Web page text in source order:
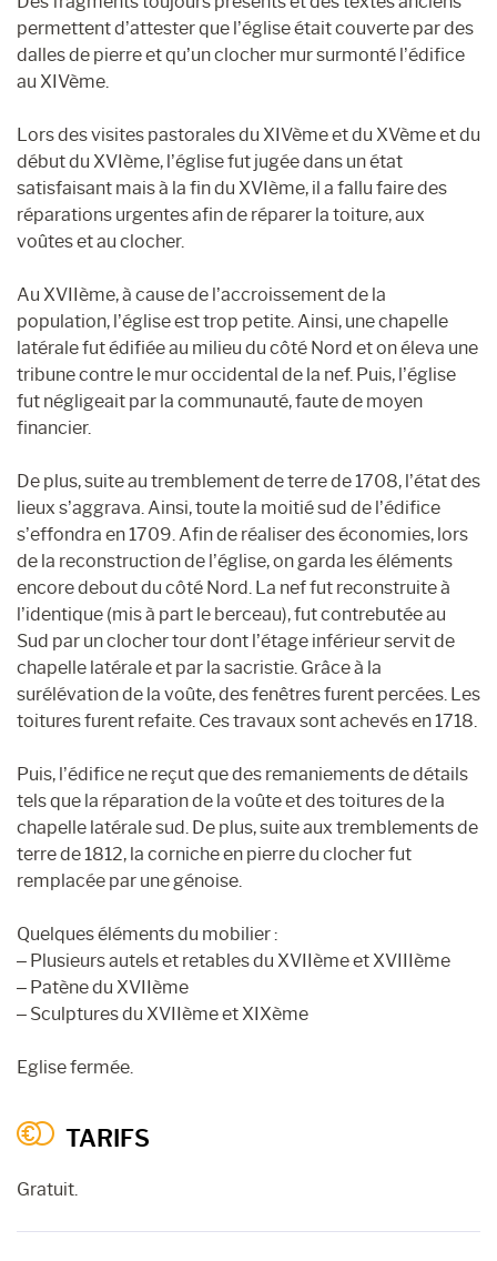
permettent d’attester que l’église était couverte par des
dalles de pierre et qu’un clocher mur surmonté l’édifice
au XIVème.
Lors des visites pastorales du XIVème et du XVème et du
début du XVIème, l’église fut jugée dans un état
satisfaisant mais à la fin du XVIème, il a fallu faire des
réparations urgentes afin de réparer la toiture, aux
voûtes et au clocher.
Au XVIIème, à cause de l’accroissement de la
population, l’église est trop petite. Ainsi, une chapelle
latérale fut édifiée au milieu du côté Nord et on éleva une
tribune contre le mur occidental de la nef. Puis, l’église
fut négligeait par la communauté, faute de moyen
financier.
De plus, suite au tremblement de terre de 1708, l’état des
lieux s’aggrava. Ainsi, toute la moitié sud de l’édifice
s’effondra en 1709. Afin de réaliser des économies, lors
de la reconstruction de l’église, on garda les éléments
encore debout du côté Nord. La nef fut reconstruite à
l’identique (mis à part le berceau), fut contrebutée au
Sud par un clocher tour dont l’étage inférieur servit de
chapelle latérale et par la sacristie. Grâce à la
surélévation de la voûte, des fenêtres furent percées. Les
toitures furent refaite. Ces travaux sont achevés en 1718.
Puis, l’édifice ne reçut que des remaniements de détails
tels que la réparation de la voûte et des toitures de la
chapelle latérale sud. De plus, suite aux tremblements de
terre de 1812, la corniche en pierre du clocher fut
remplacée par une génoise.
Quelques éléments du mobilier :
– Plusieurs autels et retables du XVIIème et XVIIIème
– Patène du XVIIème
– Sculptures du XVIIème et XIXème
Eglise fermée.
TARIFS
Gratuit.